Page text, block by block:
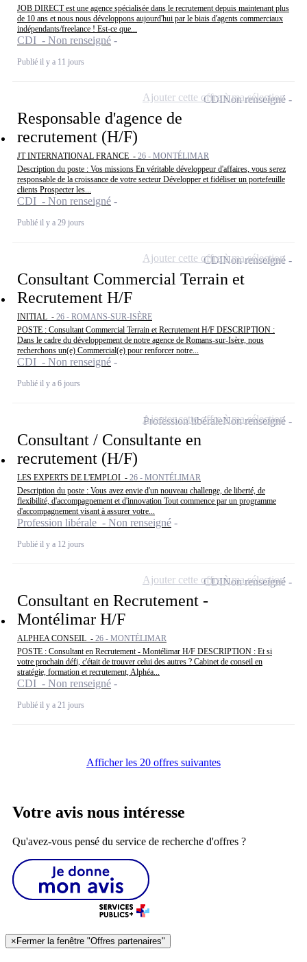
JOB DIRECT est une agence spécialisée dans le recrutement depuis maintenant plus
de 10 ans et nous nous développons aujourd'hui par le biais d'agents commerciaux
indépendants/freelance ! Est-ce que...
CDI - Non renseigné
Publié il y a 11 jours
Responsable d'agence de
recrutement (H/F)
JT INTERNATIONAL FRANCE - 26 - MONTÉLIMAR
Description du poste : Vos missions En véritable développeur d'affaires, vous serez
responsable de la croissance de votre secteur Développer et fidéliser un portefeuille
clients Prospecter les...
CDI - Non renseigné
Publié il y a 29 jours
CDINon renseigné
Ajouter cette offre à ma sélection
Consultant Commercial Terrain et
Recrutement H/F
INITIAL - 26 - ROMANS-SUR-ISÈRE
POSTE : Consultant Commercial Terrain et Recrutement H/F DESCRIPTION :
Dans le cadre du développement de notre agence de Romans-sur-Isère, nous
recherchons un(e) Commercial(e) pour renforcer notre...
CDI - Non renseigné
Publié il y a 6 jours
CDINon renseigné
Ajouter cette offre à ma sélection
Consultant / Consultante en
recrutement (H/F)
LES EXPERTS DE L'EMPLOI - 26 - MONTÉLIMAR
Description du poste : Vous avez envie d'un nouveau challenge, de liberté, de
flexibilité, d'accompagnement et d'innovation Tout commence par un programme
d'accompagnement visant à assurer votre...
Profession libérale - Non renseigné
Publié il y a 12 jours
Profession libéraleNon renseigné
Ajouter cette offre à ma sélection
Consultant en Recrutement -
Montélimar H/F
ALPHEA CONSEIL - 26 - MONTÉLIMAR
POSTE : Consultant en Recrutement - Montélimar H/F DESCRIPTION : Et si
votre prochain défi, c'était de trouver celui des autres ? Cabinet de conseil en
stratégie, formation et recrutement, Alphéa...
CDI - Non renseigné
Publié il y a 21 jours
CDINon renseigné
Ajouter cette offre à ma sélection
Afficher les 20 offres suivantes
Votre avis nous intéresse
Qu'avez-vous pensé du service de recherche d'offres ?
×Fermer la fenêtre "Offres partenaires"